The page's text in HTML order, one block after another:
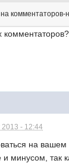
комментаторов-
комментаторов?
- 12:44
на вашем
и минусом, так